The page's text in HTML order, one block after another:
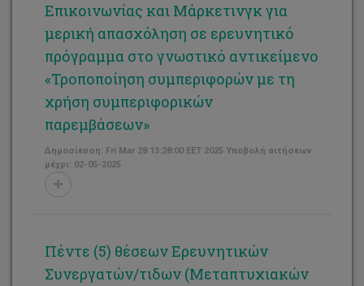
Επικοινωνίας και Μάρκετινγκ για
μερική απασχόληση σε ερευνητικό
πρόγραμμα στο γνωστικό αντικείμενο
«Τροποποίηση συμπεριφορών με τη
χρήση συμπεριφορικών
παρεμβάσεων»
Δημοσίευση: Fri Mar 28 13:28:00 EET 2025 Υποβολή αιτήσεων
μέχρι: 02-05-2025
Πέντε (5) θέσεων Ερευνητικών
Συνεργατών/τιδων (Μεταπτυχιακών